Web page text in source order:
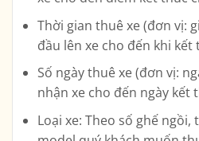
Thời gian thuê xe (đơn vị:
đầu lên xe cho đến khi kết
Số ngày thuê xe (đơn vị:
nhận xe cho đến ngày kết
Loại xe: Theo số ghế